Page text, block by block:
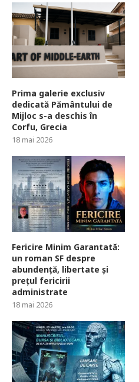
Prima galerie exclusiv
dedicată Pământului de
Mijloc s-a deschis în
Corfu, Grecia
18 mai 2026
Fericire Minim Garantată:
un roman SF despre
abundență, libertate și
prețul fericirii
administrate
18 mai 2026